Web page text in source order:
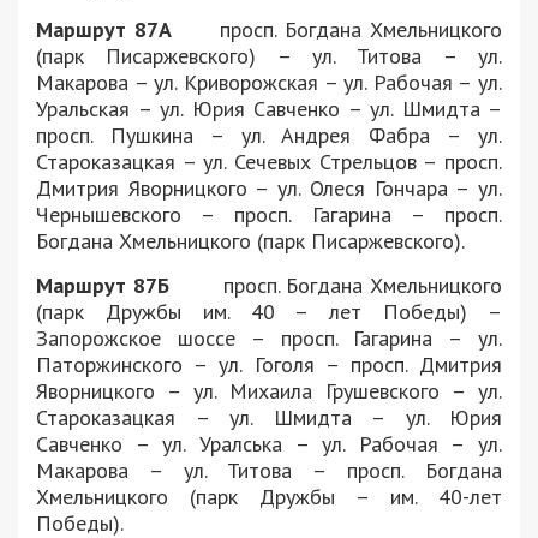
Маршрут 87Апросп. Богдана Хмельницкого
(парк Писаржевского) – ул. Титова – ул.
Макарова – ул. Криворожская – ул. Рабочая – ул.
Уральская – ул. Юрия Савченко – ул. Шмидта –
просп. Пушкина – ул. Андрея Фабра – ул.
Староказацкая – ул. Сечевых Стрельцов – просп.
Дмитрия Яворницкого – ул. Олеся Гончара – ул.
Чернышевского – просп. Гагарина – просп.
Богдана Хмельницкого (парк Писаржевского).
Маршрут 87Бпросп. Богдана Хмельницкого
(парк Дружбы им. 40 – лет Победы) –
Запорожское шоссе – просп. Гагарина – ул.
Паторжинского – ул. Гоголя – просп. Дмитрия
Яворницкого – ул. Михаила Грушевского – ул.
Староказацкая – ул. Шмидта – ул. Юрия
Савченко – ул. Уралська – ул. Рабочая – ул.
Макарова – ул. Титова – просп. Богдана
Хмельницкого (парк Дружбы – им. 40-лет
Победы).